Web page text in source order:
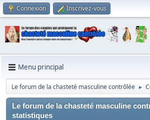
Connexion Inscrivez-vous
Menu principal
Le forum de la chasteté masculine contrôlée ►
Le forum de la chasteté masculine
statistiques